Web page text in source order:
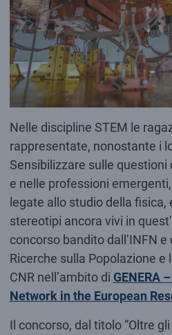
Nelle discipline STEM le
rappresentate, nonostante i
Sensibilizzare sulle questioni
e nelle professioni
legate allo studio della fisica,
stereotipi ancora vivi in
concorso bandito dall’INFN e
Ricerche sulla Popolazione e
CNR nell’ambito di GENERA
Network in the European
Il concorso, dal titolo “Oltre